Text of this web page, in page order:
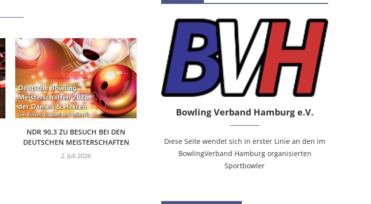
NDR 90,3 ZU BESUCH BEI DEN
DEUTSCHEN MEISTERSCHAFTEN
2. Juli 2026
MEISTERSCHAFT DER AKTIVEN VON
GILDE...
23. Juni 2026
18. Juni 2026
Bowling Verband Hamburg e.V.
Diese Seite wendet sich in erster Linie an den im
BowlingVerband Hamburg organisierten
Sportbowler